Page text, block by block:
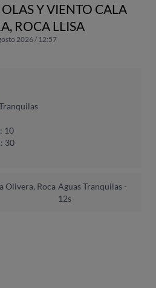
Y VIENTO CALA
ROCA LLISA
2026 / 12:57
10
30
Olivera, Roca Aguas Tranquilas -
12s